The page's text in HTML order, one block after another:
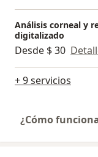
Análisis corneal y
digitalizado
Desde $ 30
+ 9 servicios
¿Cómo